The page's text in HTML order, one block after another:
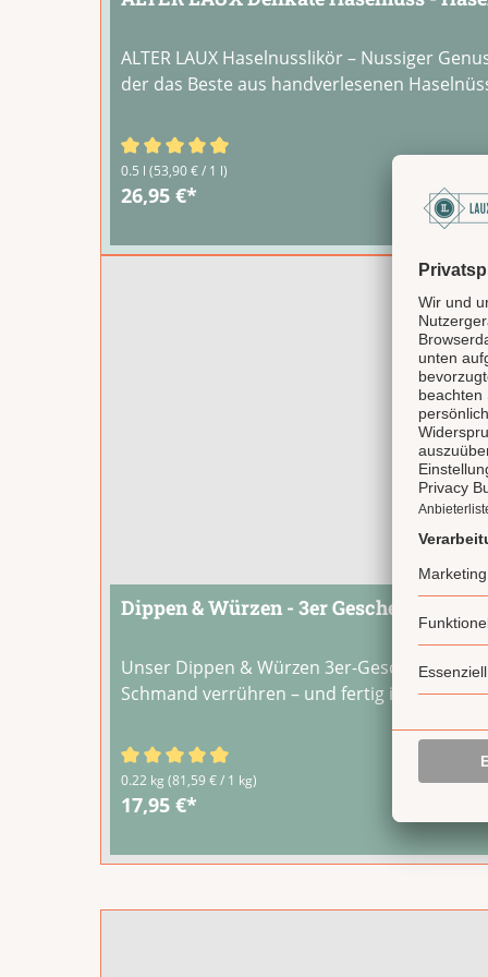
ALTER LAUX Haselnusslikör – Nussiger
der das Beste aus handverlesenen
Durchschnittliche Bewertung von 4.67 von 5
0.5 l (53,90 € / 1 l)
26,95 €*
Dippen & Würzen - 3er Geschenkset
Unser Dippen & Würzen 3er-Geschenkset
Schmand verrühren – und fertig ist der
Durchschnittliche Bewertung von 4.67 von 5
0.22 kg (81,59 € / 1 kg)
17,95 €*